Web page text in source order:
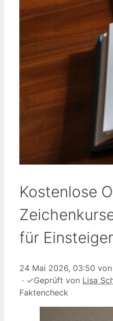
Kostenlose
für Einsteiger
24 Mai 2026, 03:50 von
· ✓Geprüft von Lisa
Faktencheck